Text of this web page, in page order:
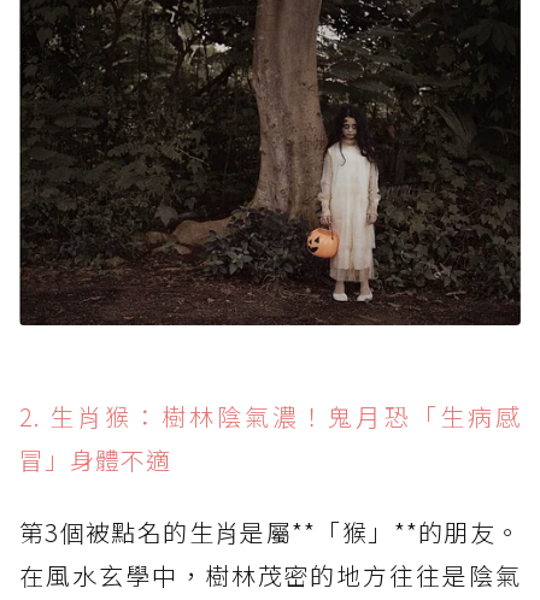
2. 生肖猴：樹林陰氣濃！鬼月恐「生病感
冒」身體不適
第3個被點名的生肖是屬**「猴」**的朋友。
在風水玄學中，樹林茂密的地方往往是陰氣